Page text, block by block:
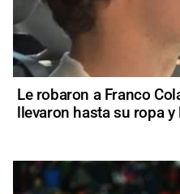
Le robaron a Franco
llevaron hasta su ropa y